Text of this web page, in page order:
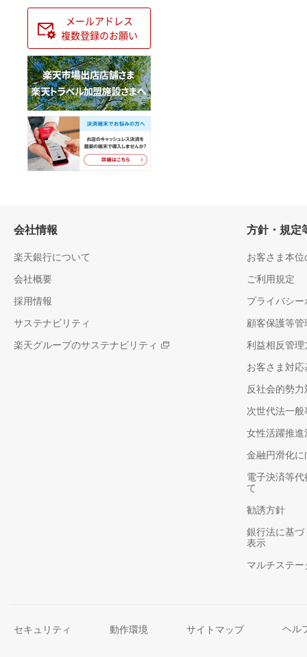
メールアドレス
複数登録のお願い
会社情報
楽天銀行について
会社概要
採用情報
サステナビリティ
楽天グループのサステナビリティ
方針・規定
お客さま本
ご利用規定
プライバシー
顧客保護等管
利益相反管理
お客さま対応
反社会的勢
次世代法一
女性活躍推
金融円滑化
電子決済等
て
勧誘方針
銀行法に基
表示
マルチステ
セキュリティ 動作環境 サイトマップ ヘル